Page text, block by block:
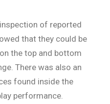
of reported
that they could be
the top and bottom
There was also an
found inside the
performance.